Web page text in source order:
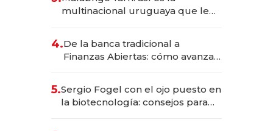
anticipación y prepara apertura
multinacional uruguaya que le
4.De la banca tradicional a
Finanzas Abiertas: cómo avanza
5.Sergio Fogel con el ojo puesto en
la biotecnología: consejos para